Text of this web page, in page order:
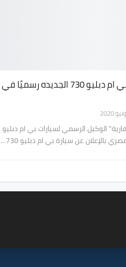
الإعلان عن سيارة بي ام دبليو 730 الجديده رسميًا في
الوكيل الرسمي لسيارات بي ام دبليو
بالإعلان عن سيارة بي ام دبليو 730…